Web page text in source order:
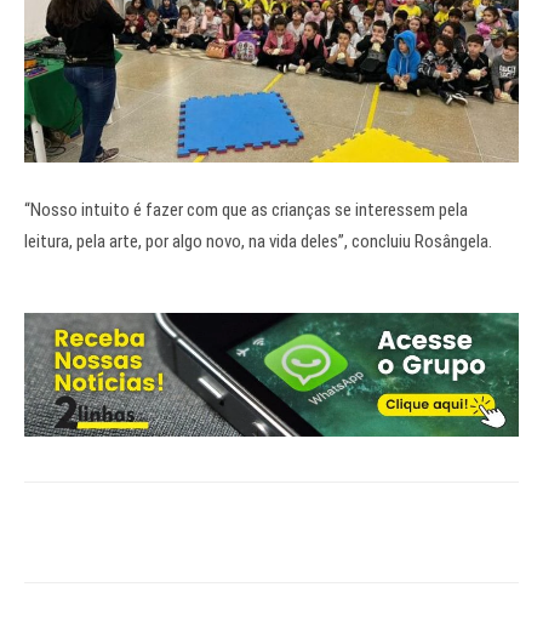
“Nosso intuito é fazer com que as crianças se interessem pela
leitura, pela arte, por algo novo, na vida deles”, concluiu Rosângela.